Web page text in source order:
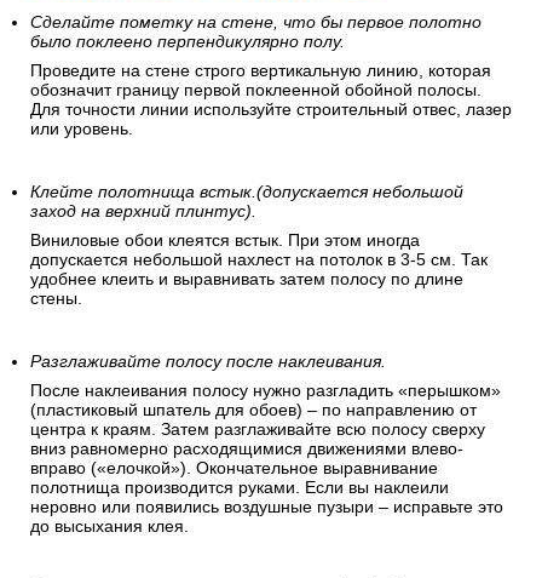
Сделайте пометку на стене, что бы первое полотно
было поклеено перпендикулярно полу.
Проведите на стене строго вертикальную линию, которая
обозначит границу первой поклеенной обойной полосы.
Для точности линии используйте строительный отвес, лазер
или уровень.
Клейте полотнища встык.(допускается небольшой
заход на верхний плинтус).
Виниловые обои клеятся встык. При этом иногда
допускается небольшой нахлест на потолок в 3-5 см. Так
удобнее клеить и выравнивать затем полосу по длине
стены.
Разглаживайте полосу после наклеивания.
После наклеивания полосу нужно разгладить «перышком»
(пластиковый шпатель для обоев) – по направлению от
центра к краям. Затем разглаживайте всю полосу сверху
вниз равномерно расходящимися движениями влево-
вправо («елочкой»). Окончательное выравнивание
полотнища производится руками. Если вы наклеили
неровно или появились воздушные пузыри – исправьте это
до высыхания клея.